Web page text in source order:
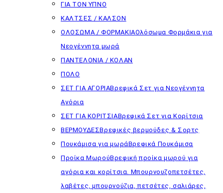
ΓΙΑ ΤΟΝ ΥΠΝΟ
ΚΑΛΤΣΕΣ / ΚΑΛΣΟΝ
ΟΛΟΣΩΜΑ / ΦΟΡΜΑΚΙΑΟλόσωμα Φορμάκια για
Νεογέννητα μωρά
ΠΑΝΤΕΛΟΝΙΑ / ΚΟΛΑΝ
ΠΟΛΟ
ΣΕΤ ΓΙΑ ΑΓΟΡΙΑΒρεφικά Σετ για Νεογέννητα
Αγόρια
ΣΕΤ ΓΙΑ ΚΟΡΙΤΣΙΑΒρεφικά Σετ για Κορίτσια
ΒΕΡΜΟΥΔΕΣΒρεφικές βερμούδες & Σορτς
Πουκάμισα για μωράΒρεφικά Πουκάμισα
Προίκα ΜωρούΒρεφική προίκα μωρού για
αγόρια και κορίτσια. Μπουρνουζοπετσέτες,
λαβέτες, μπουρνούζια, πετσέτες, σαλιάρες,